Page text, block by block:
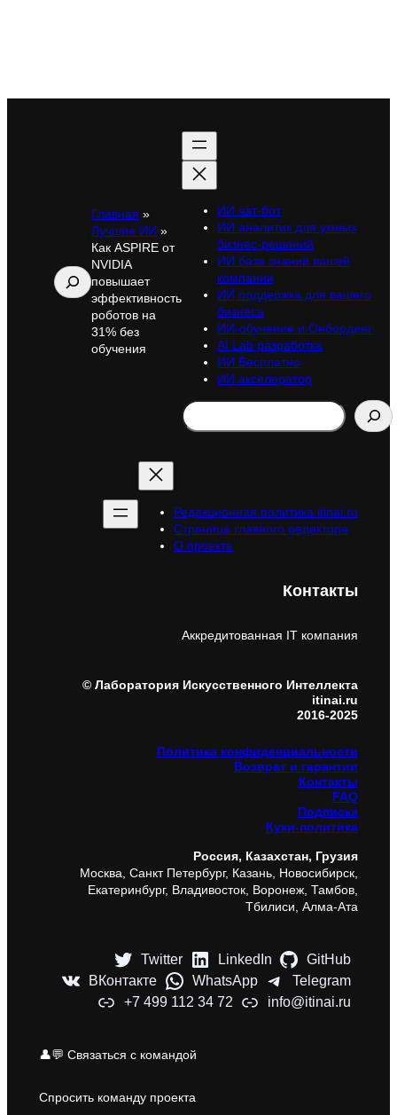
Поиск
Главная »
Лучшие ИИ »
Как ASPIRE от
NVIDIA
повышает
эффективность
роботов на
31% без
обучения
ИИ чат-бот
ИИ аналитик для умных
бизнес-решений
ИИ база знаний вашей
компании
ИИ поддержка для вашего
бизнеса
ИИ-обучение и Онбординг
AI Lab разработка
ИИ Бесплатно
ИИ акселератор
Search
Редакционная политика itinai.ru
Страница главного редактора
О проекте
Контакты
Аккредитованная IT компания
© Лаборатория Искусственного Интеллекта
itinai.ru
2016-2025
Политика конфиденциальности
Возврат и гарантии
Контакты
FAQ
Подписка
Куки-политика
Россия, Казахстан, Грузия
Москва, Санкт Петербург, Казань, Новосибирск,
Екатеринбург, Владивосток, Воронеж, Тамбов,
Тбилиси, Алма-Ата
Twitter LinkedIn
GitHub
ВКонтакте
WhatsApp
Telegram
+7 499 112 34 72
info@itinai.ru
👤💬 Связаться с командой
Спросить команду проекта